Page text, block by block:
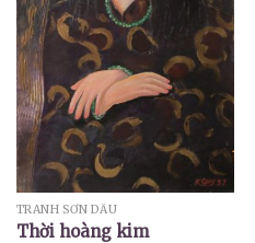
TRANH SƠN DẦU
Thời hoàng kim